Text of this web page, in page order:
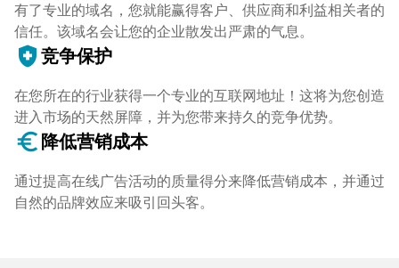
有了专业的域名，您就能赢得客户、供应商和利益相关者的
信任。该域名会让您的企业散发出严肃的气息。
health_and_safety 竞争保护
在您所在的行业获得一个专业的互联网地址！这将为您创造
进入市场的天然屏障，并为您带来持久的竞争优势。
euro_symbol 降低营销成本
通过提高在线广告活动的质量得分来降低营销成本，并通过
自然的品牌效应来吸引回头客。